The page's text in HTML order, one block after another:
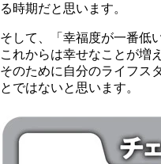
る時期だと思います。
そして、「幸福度が一番低
これからは幸せなことが増
そのために自分のライフス
とではないと思います。